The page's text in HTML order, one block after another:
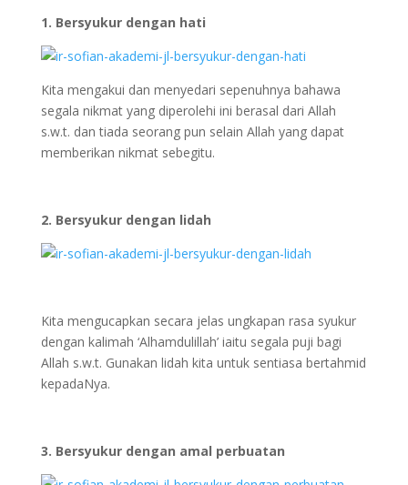
1. Bersyukur dengan hati
Kita mengakui dan menyedari sepenuhnya bahawa
segala nikmat yang diperolehi ini berasal dari Allah
s.w.t. dan tiada seorang pun selain Allah yang dapat
memberikan nikmat sebegitu.
2. Bersyukur dengan lidah
Kita mengucapkan secara jelas ungkapan rasa syukur
dengan kalimah ‘Alhamdulillah’ iaitu segala puji bagi
Allah s.w.t. Gunakan lidah kita untuk sentiasa bertahmid
kepadaNya.
3. Bersyukur dengan amal perbuatan